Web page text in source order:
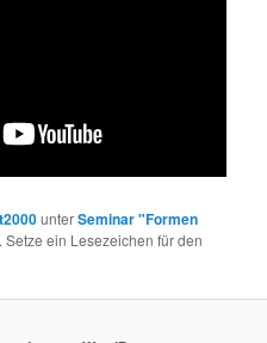
unterSeminar "Formen
Setze ein Lesezeichen für den